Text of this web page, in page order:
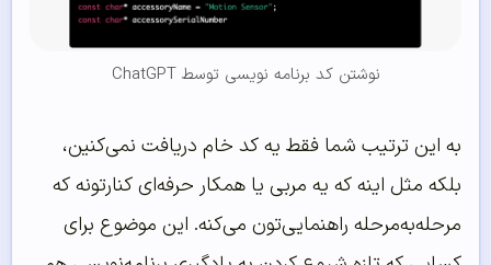
نوشتن کد برنامه نویسی توسط ChatGPT
به این ترتیب شما فقط یه کد خام دریافت نمی‌کنین،
بلکه مثل اینه که یه مربی یا همکار حرفه‌ای کنارتونه که
مرحله‌به‌مرحله راهنمایی‌تون می‌کنه. این موضوع برای